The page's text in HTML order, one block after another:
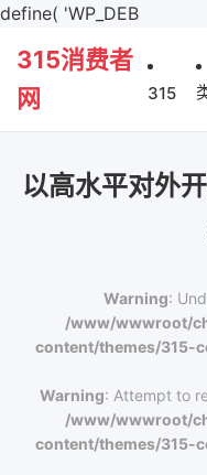
define( 'WP_DEB
315消费者
网
315
以高水平对外
Warning:
/www/wwwroot/
content/themes/315-
Warning: Attempt to
/www/wwwroot/
content/themes/315-